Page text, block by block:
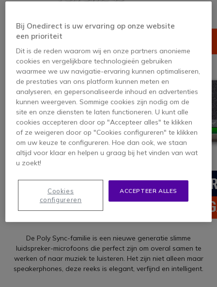
De Poly Sync-familie is een nieuwe generatie slimme
luidspreker-microfoons die perfect zijn om overal samen te
werken of naar muziek te luisteren. Het zijn niet alleen maar
speakerphones, deze reeks is elegant, verfijnd en intelligent.
Bij Onedirect is uw ervaring op onze website
een prioriteit
Dit is de reden waarom wij en onze partners anonieme
cookies en vergelijkbare technologieën gebruiken
waarmee we uw navigatie-ervaring kunnen optimaliseren,
de prestaties van ons platform kunnen meten en
analyseren, en gepersonaliseerde inhoud en advertenties
kunnen weergeven. Sommige cookies zijn nodig om de
site en onze diensten te laten functioneren. U kunt alle
cookies accepteren door op "Accepteer alles" te klikken
of ze weigeren door op "Cookies configureren" te klikken
om uw keuze te configureren. Hoe dan ook, we staan
altijd voor klaar en helpen u graag bij het vinden van wat
u zoekt!
ACCEPTEER ALLES
Cookies
configureren